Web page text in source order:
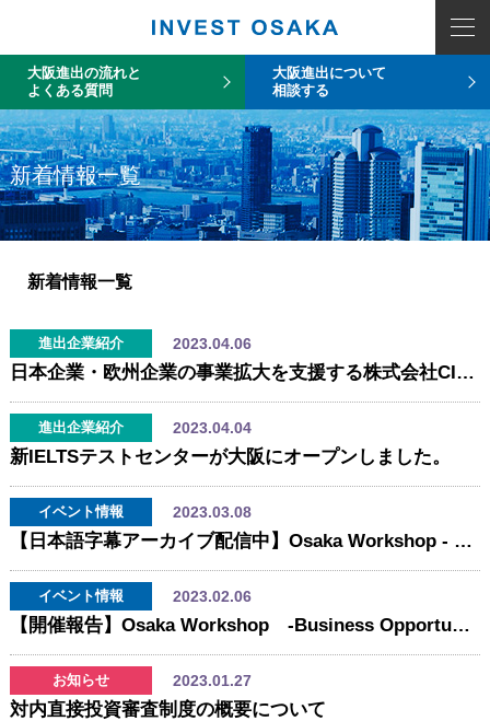
大阪進出の流れと
よくある質問
大阪進出について
相談する
新着情報一覧
新着情報一覧
進出企業紹介 2023.04.06
日本企業・欧州企業の事業拡大を支援する株式会社CIRIOTが大阪にオフィス移転
進出企業紹介 2023.04.04
新IELTSテストセンターが大阪にオープンしました。
イベント情報 2023.03.08
【日本語字幕アーカイブ配信中】Osaka Workshop - vol.2. - Osaka Expansion Package -
イベント情報 2023.02.06
【開催報告】Osaka Workshop -Business Opportunities in Osaka’s Tourism and Entertainment Industry-
お知らせ 2023.01.27
対内直接投資審査制度の概要について